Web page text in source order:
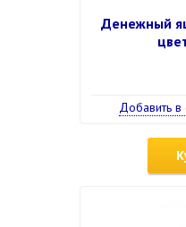
Денежный
Добавить в